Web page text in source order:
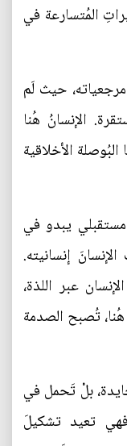
المُتسارعة في
حيث لَم
الإنسانُ هُنا
الأخلاقية
يبدو في
إنسانيته.
عبر اللذة،
تُصبح الصدمة
بلْ تَحمل في
فهي تعيد تشكيلَ